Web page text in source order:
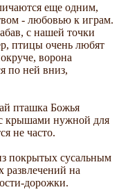
еще одним,
- любовью к играм.
с нашей точки
птицы очень любят
ворона
по ней вниз,
пташка Божья
с крышами нужной для
не часто.
покрытых сусальным
развлечений на
дорожки.